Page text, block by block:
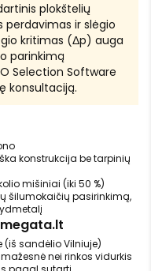
plokštelių
ir slėgio
kritimas (Δp) auga
parinkimą
Selection Software
konsultaciją.
konstrukcija be tarpinių
mišiniai (iki 50 %)
šilumokaičių pasirinkimą,
(iš sandėlio Vilniuje)
nei rinkos vidurkis